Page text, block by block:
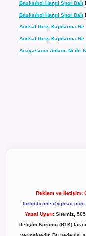
Basketbol Hangi Spor Dalı
Basketbol Hangi Spor Dalı
Anıtsal Giriş Kapılarına
Anıtsal Giriş Kapılarına
Anayasanın Anlamı Nedir
Reklam ve İletişim:
forumhizmeti@gmail.com
Yasal Uyarı: Sitemiz,
İletişim Kurumu (BTK)
vermektedir. Bu nedenle,